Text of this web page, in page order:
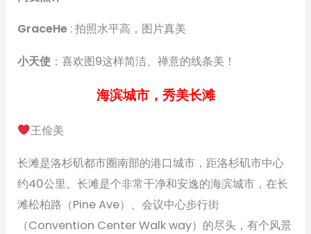
GraceHe : 拍照水平高，图片真美
小天使 ：喜欢图9这样简洁、禅意的线条美！
海滨城市，秀美长滩
王俭美
长滩是洛杉矶都市圈南部的港口城市，距洛杉矶市中心
约40公里。长滩是个非常干净和安逸的海滨城市，在长
滩松柏路（Pine Ave）、会议中心步行街
（Convention Center Walk way）的尽头，有个风景